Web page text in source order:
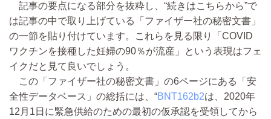
記事の要点になる部分を抜粋し、“続きはこちらから”で
は記事の中で取り上げている「ファイザー社の秘密文書」
の一節を貼り付けています。これらを見る限り「COVID
ワクチンを接種した妊婦の90％が流産」という表現はフェ
イクだと見て良いでしょう。
この「ファイザー社の秘密文書」の6ページにある「安
全性データベース」の総括には、“BNT162b2は、2020年
12月1日に緊急供給のための最初の仮承認を受領してから